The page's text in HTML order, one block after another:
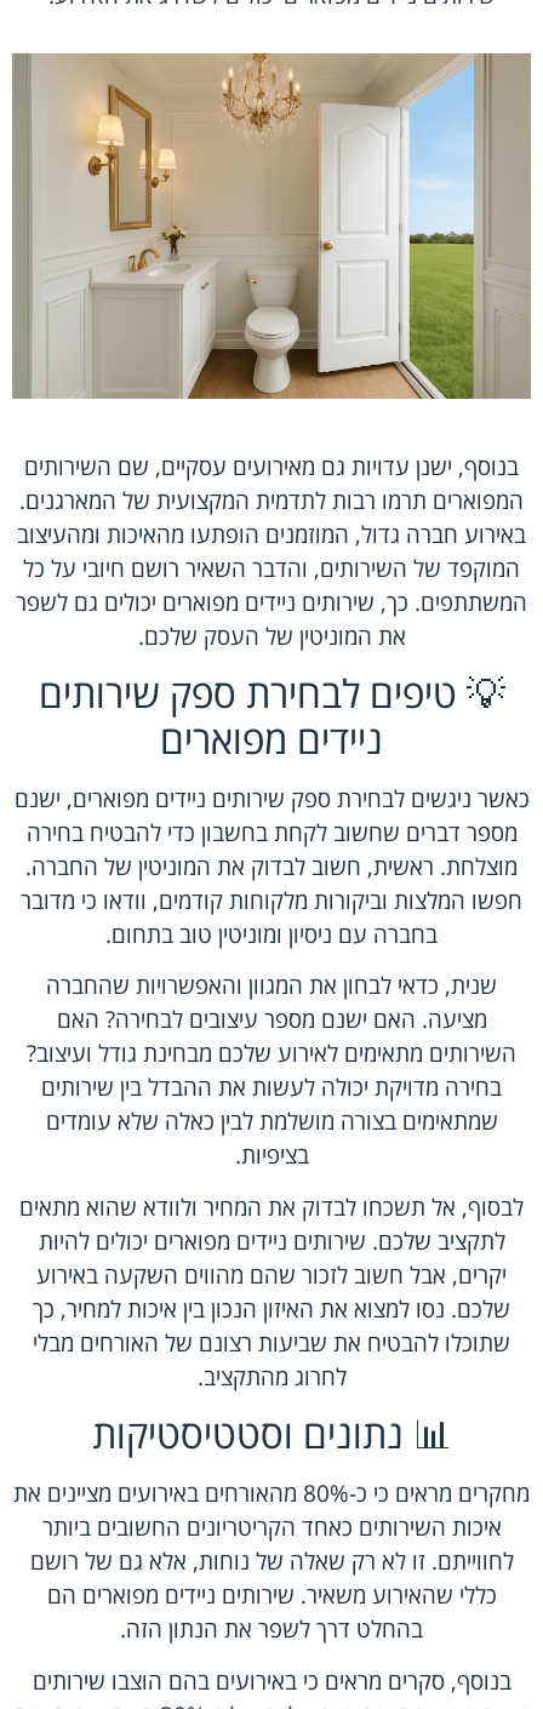
בנוסף, ישנן עדויות גם מאירועים עסקיים, שם השירותים
המפוארים תרמו רבות לתדמית המקצועית של המארגנים.
באירוע חברה גדול, המוזמנים הופתעו מהאיכות ומהעיצוב
המוקפד של השירותים, והדבר השאיר רושם חיובי על כל
המשתתפים. כך, שירותים ניידים מפוארים יכולים גם לשפר
את המוניטין של העסק שלכם.
💡 טיפים לבחירת ספק שירותים
ניידים מפוארים
כאשר ניגשים לבחירת ספק שירותים ניידים מפוארים, ישנם
מספר דברים שחשוב לקחת בחשבון כדי להבטיח בחירה
מוצלחת. ראשית, חשוב לבדוק את המוניטין של החברה.
חפשו המלצות וביקורות מלקוחות קודמים, וודאו כי מדובר
בחברה עם ניסיון ומוניטין טוב בתחום.
שנית, כדאי לבחון את המגוון והאפשרויות שהחברה
מציעה. האם ישנם מספר עיצובים לבחירה? האם
השירותים מתאימים לאירוע שלכם מבחינת גודל ועיצוב?
בחירה מדויקת יכולה לעשות את ההבדל בין שירותים
שמתאימים בצורה מושלמת לבין כאלה שלא עומדים
בציפיות.
לבסוף, אל תשכחו לבדוק את המחיר ולוודא שהוא מתאים
לתקציב שלכם. שירותים ניידים מפוארים יכולים להיות
יקרים, אבל חשוב לזכור שהם מהווים השקעה באירוע
שלכם. נסו למצוא את האיזון הנכון בין איכות למחיר, כך
שתוכלו להבטיח את שביעות רצונם של האורחים מבלי
לחרוג מהתקציב.
📊 נתונים וסטטיסטיקות
מחקרים מראים כי כ-80% מהאורחים באירועים מציינים את
איכות השירותים כאחד הקריטריונים החשובים ביותר
לחווייתם. זו לא רק שאלה של נוחות, אלא גם של רושם
כללי שהאירוע משאיר. שירותים ניידים מפוארים הם
בהחלט דרך לשפר את הנתון הזה.
בנוסף, סקרים מראים כי באירועים בהם הוצבו שירותים